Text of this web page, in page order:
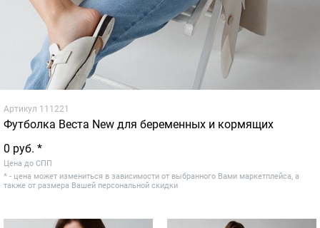
Артикул 111221
Футболка Веста New для беременных и кормящих
0 руб. *
Цена до СПП
* - цена может измениться в зависимости от выбранного Вами маркетплейса, а
также от размера Вашей персональной скидки